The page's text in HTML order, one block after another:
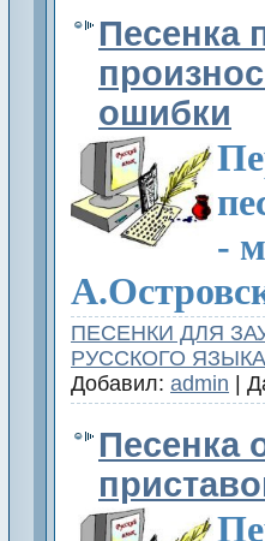
Песенка
ошибки
-
А.
ПЕСЕНКИ ДЛЯ
РУССКОГО ЯЗЫКА
Добавил: admin |
Песенка